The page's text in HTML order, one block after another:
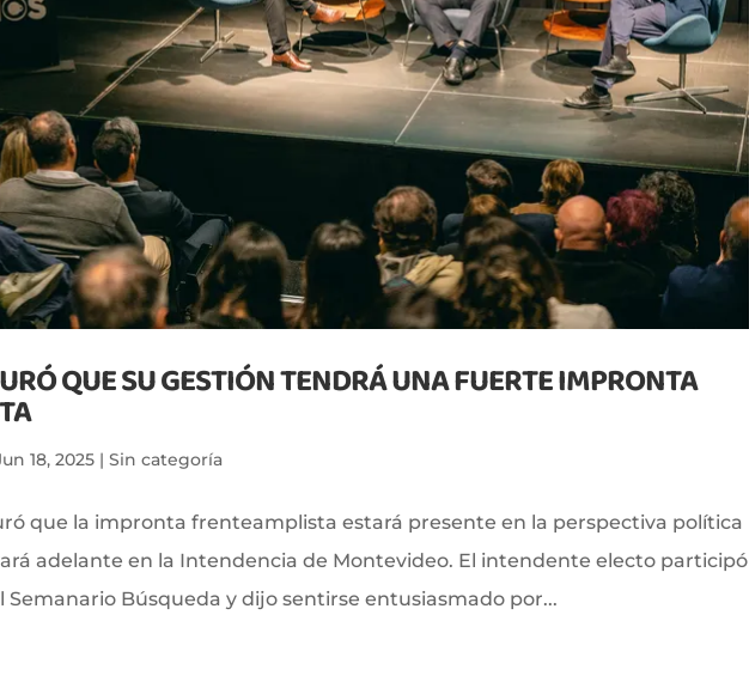
QUE SU GESTIÓN TENDRÁ UNA FUERTE IMPRONTA
18, 2025 |Sin categoría
que la impronta frenteamplista estará presente en la perspectiva política
adelante en la Intendencia de Montevideo. El intendente electo participó
Semanario Búsqueda y dijo sentirse entusiasmado por...